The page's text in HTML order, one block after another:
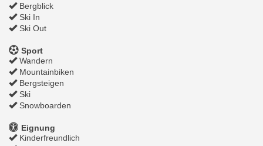
Bergblick
Ski In
Ski Out
Sport
Wandern
Mountainbiken
Bergsteigen
Ski
Snowboarden
Eignung
Kinderfreundlich